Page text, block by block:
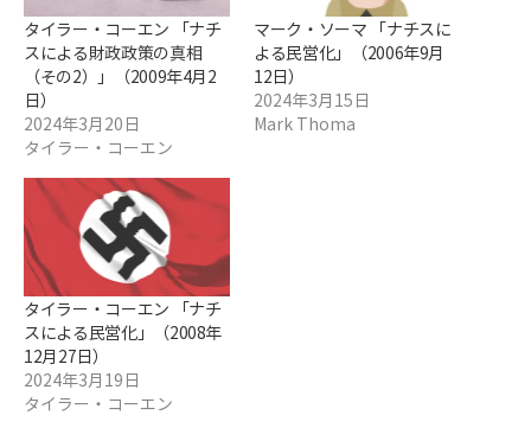
タイラー・コーエン 「ナチ
スによる財政政策の真相
（その2）」（2009年4月2
日）
2024年3月20日
タイラー・コーエン
マーク・ソーマ 「ナチスに
よる民営化」（2006年9月
12日）
2024年3月15日
Mark Thoma
タイラー・コーエン 「ナチ
スによる民営化」（2008年
12月27日）
2024年3月19日
タイラー・コーエン